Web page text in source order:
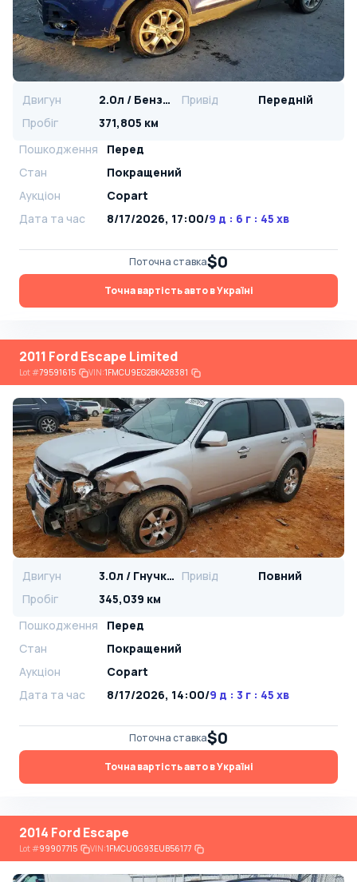
Двигун 2.0л / Бензин Привід
Передній
Пробіг
371,805 км
Пошкодження
Перед
Стан
Покращений
Аукціон
Copart
Дата та час
8/17/2026, 17:00/9 д : 6 г : 45 хв
Поточна ставка$0
Точна вартість авто в Україні
2011 Ford Escape Limited
Lot#79591615 VIN:1FMCU9EG2BKA28381
Двигун 3.0л / Гнучке паливо Привід
Повний
Пробіг
345,039 км
Пошкодження
Перед
Стан
Покращений
Аукціон
Copart
Дата та час
8/17/2026, 14:00/9 д : 3 г : 45 хв
Поточна ставка$0
Точна вартість авто в Україні
2014 Ford Escape
Lot#99907715 VIN:1FMCU0G93EUB56177